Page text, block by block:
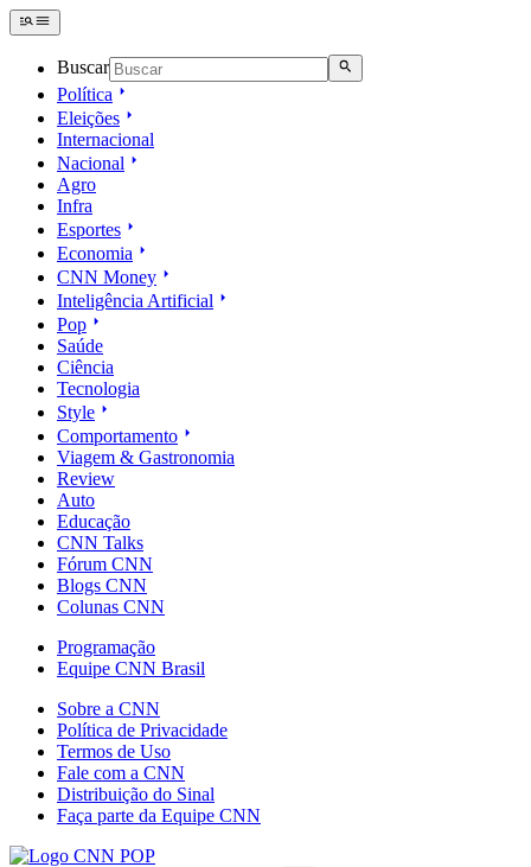
Buscar
Política
Eleições
Internacional
Nacional
Agro
Infra
Esportes
Economia
CNN Money
Inteligência Artificial
Pop
Saúde
Ciência
Tecnologia
Style
Comportamento
Viagem & Gastronomia
Review
Auto
Educação
CNN Talks
Fórum CNN
Blogs CNN
Colunas CNN
Programação
Equipe CNN Brasil
Sobre a CNN
Política de Privacidade
Termos de Uso
Fale com a CNN
Distribuição do Sinal
Faça parte da Equipe CNN